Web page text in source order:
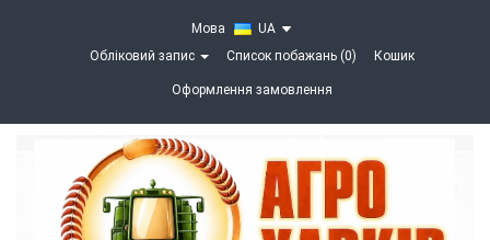
Мова
UA
Обліковий запис
Список побажань (0) Кошик
Оформлення замовлення